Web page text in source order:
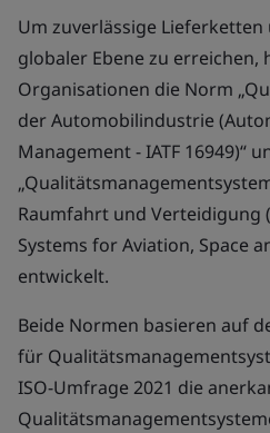
Um zuverlässige
globaler Ebene zu erreichen,
Organisationen die Norm
der Automobilindustrie
Management - IATF 16949)“
Raumfahrt und Verteidigung
Systems for Aviation, Space
entwickelt.
Beide Normen basieren auf
für
ISO-Umfrage 2021 die